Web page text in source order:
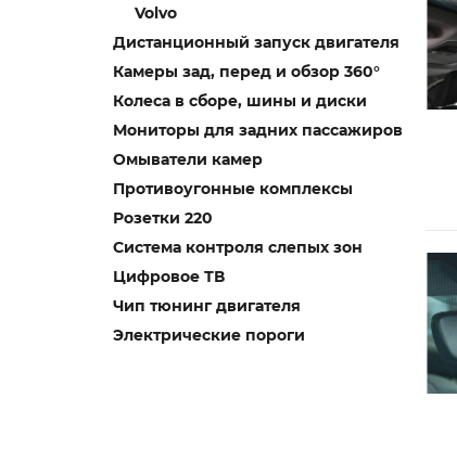
Volvo
Дистанционный запуск двигателя
Камеры зад, перед и обзор 360°
Колеса в сборе, шины и диски
Мониторы для задних пассажиров
Омыватели камер
Противоугонные комплексы
Розетки 220
Система контроля слепых зон
Цифровое ТВ
Чип тюнинг двигателя
Электрические пороги